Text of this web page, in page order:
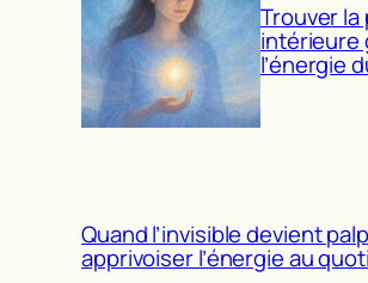
Trouver la
intérieure
l’énergie
Quand l’invisible devient
apprivoiser l’énergie au